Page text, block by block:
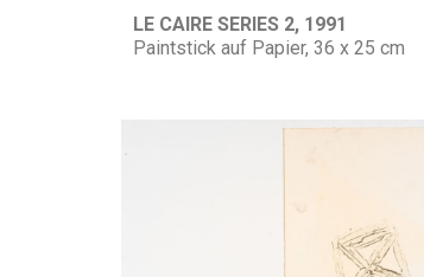
LE CAIRE SERIES 2, 1991
Paintstick auf Papier, 36 x 25 cm